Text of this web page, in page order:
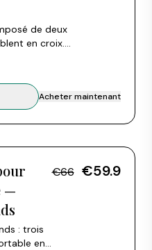
de deux
en croix.
et se
silicone.
portables de 10
Acheter maintenant
—
: trois
en
€66 €59.9